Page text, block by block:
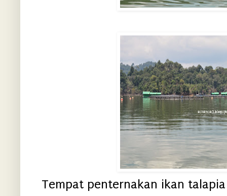
Tempat penternakan ikan